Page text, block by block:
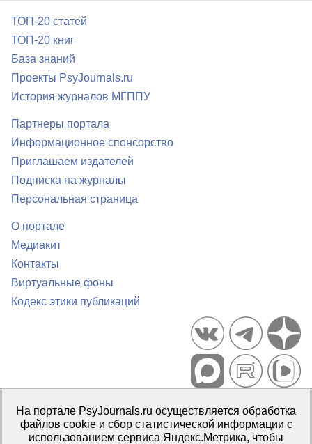
ТОП-20 статей
ТОП-20 книг
База знаний
Проекты PsyJournals.ru
История журналов МГППУ
Партнеры портала
Информационное спонсорство
Приглашаем издателей
Подписка на журналы
Персональная страница
О портале
Медиакит
Контакты
Виртуальные фоны
Кодекс этики публикаций
Портал психологических изданий PsyJournals.ru, 2007–2026
Правила использования материалов
Свидетельство регистрации СМИЭл № ФС77-66447 от 14 июля
На портале PsyJournals.ru осуществляется обработка
файлов cookie и сбор статистической информации с
использованием сервиса Яндекс.Метрика, чтобы